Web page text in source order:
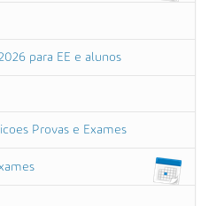
para EE e alunos
Provas e Exames